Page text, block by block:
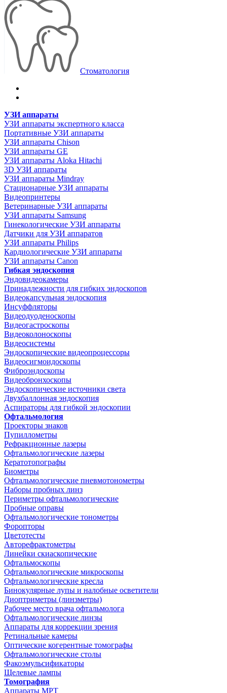
Стоматология
УЗИ аппараты
УЗИ аппараты экспертного класса
Портативные УЗИ аппараты
УЗИ аппараты Chison
УЗИ аппараты GE
УЗИ аппараты Aloka Hitachi
3D УЗИ аппараты
УЗИ аппараты Mindray
Стационарные УЗИ аппараты
Видеопринтеры
Ветеринарные УЗИ аппараты
УЗИ аппараты Samsung
Гинекологические УЗИ аппараты
Датчики для УЗИ аппаратов
УЗИ аппараты Philips
Кардиологические УЗИ аппараты
УЗИ аппараты Canon
Гибкая эндоскопия
Эндовидеокамеры
Принадлежности для гибких эндоскопов
Видеокапсульная эндоскопия
Инсуффляторы
Видеодуоденоскопы
Видеогастроскопы
Видеоколоноскопы
Видеосистемы
Эндоскопические видеопроцессоры
Видеосигмоидоскопы
Фиброэндоскопы
Видеобронхоскопы
Эндоскопические источники света
Двухбаллонная эндоскопия
Аспираторы для гибкой эндоскопии
Офтальмология
Проекторы знаков
Пупиллометры
Рефракционные лазеры
Офтальмологические лазеры
Кератотопографы
Биометры
Офтальмологические пневмотонометры
Наборы пробных линз
Периметры офтальмологические
Пробные оправы
Офтальмологические тонометры
Форопторы
Цветотесты
Авторефрактометры
Линейки скиаскопические
Офтальмоскопы
Офтальмологические микроскопы
Офтальмологические кресла
Бинокулярные лупы и налобные осветители
Диоптриметры (линзметры)
Рабочее место врача офтальмолога
Офтальмологические линзы
Аппараты для коррекции зрения
Ретинальные камеры
Оптические когерентные томографы
Офтальмологические столы
Факоэмульсификаторы
Щелевые лампы
Томография
Аппараты МРТ